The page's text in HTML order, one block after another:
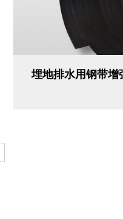
埋地排水用钢带增